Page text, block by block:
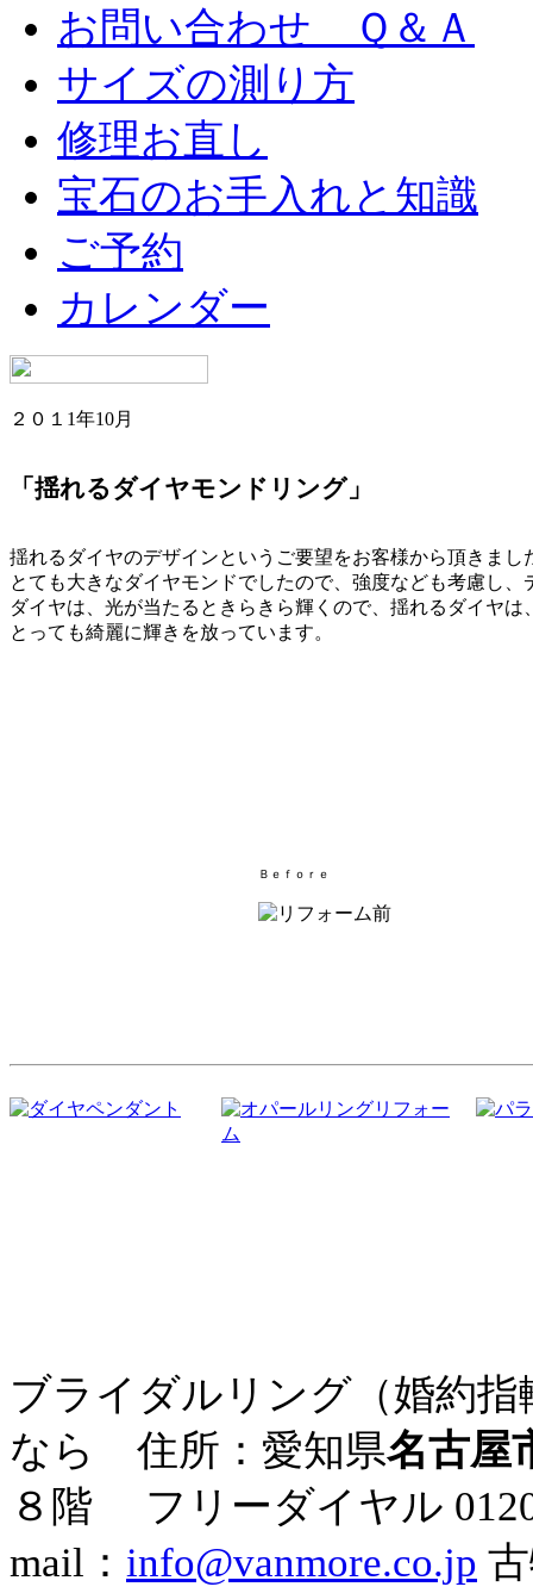
お問い合わせ Ｑ＆Ａ
サイズの測り方
修理お直し
宝石のお手入れと知識
ご予約
カレンダー
２０１1年10月
「揺れるダイヤモンドリング」
揺れるダイヤのデザインというご要望をお客様から頂きまし
とても大きなダイヤモンドでしたので、強度なども考慮し、
ダイヤは、光が当たるときらきら輝くので、揺れるダイヤは
とっても綺麗に輝きを放っています。
Ｂｅｆｏｒｅ
ブライダルリング（婚約
なら 住所：愛知県名古屋
８階
フリーダイヤル
mail： info@vanmore.co.jp